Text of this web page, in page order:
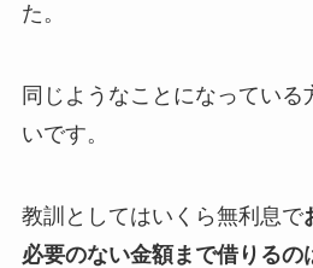
た。
同じようなことになってい
いです。
教訓としてはいくら無利息で
必要のない金額まで借りるの